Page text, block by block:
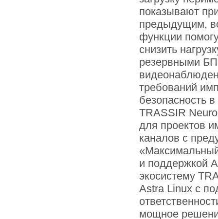
показывают
предыдущим,
функции
снизить
резервными БП
требований
безопасность
TRASSIR
для проектов
каналов с
и поддержкой
экосистему
Astra Linux с
мощное